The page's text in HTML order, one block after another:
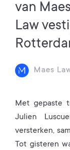
van
Law
Maes
Met gepaste
Julien
versterken,
Tot gisteren